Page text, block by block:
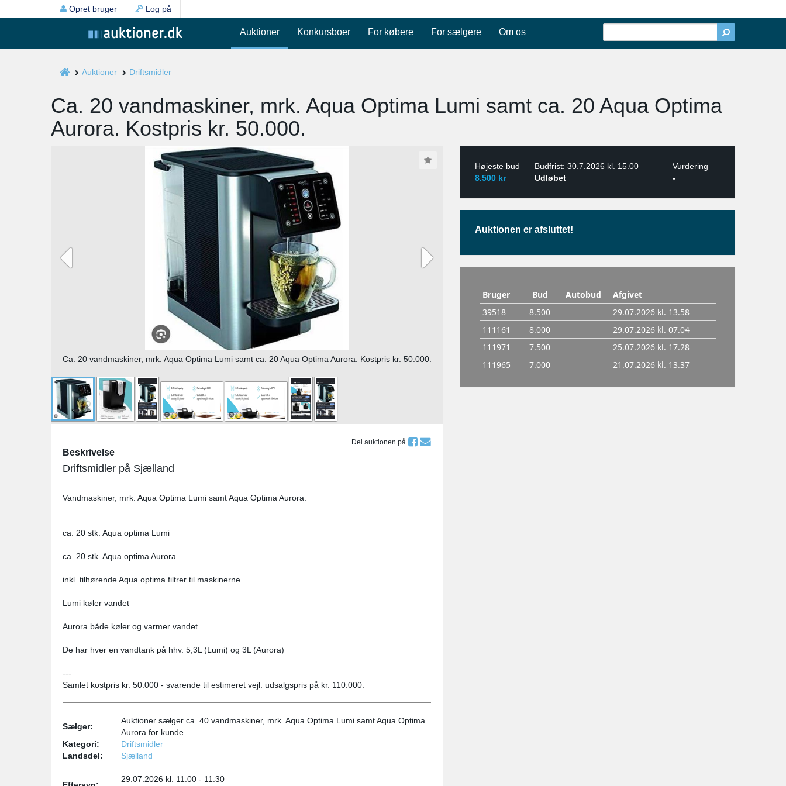
Opret bruger Log på
Auktioner Konkursboer For købere For sælgere Om os
Auktioner Driftsmidler
Ca. 20 vandmaskiner, mrk. Aqua Optima Lumi samt ca. 20 Aqua Optima
Aurora. Kostpris kr. 50.000.
Ca. 20 vandmaskiner, mrk. Aqua Optima Lumi samt ca. 20 Aqua Optima Aurora. Kostpris kr. 50.000.
Del auktionen på
Beskrivelse
Driftsmidler på Sjælland
Vandmaskiner, mrk. Aqua Optima Lumi samt Aqua Optima Aurora:
ca. 20 stk. Aqua optima Lumi
ca. 20 stk. Aqua optima Aurora
inkl. tilhørende Aqua optima filtrer til maskinerne
Lumi køler vandet
Aurora både køler og varmer vandet.
De har hver en vandtank på hhv. 5,3L (Lumi) og 3L (Aurora)
---
Samlet kostpris kr. 50.000 - svarende til estimeret vejl. udsalgspris på kr. 110.000.
Sælger:
Auktioner sælger ca. 40 vandmaskiner, mrk. Aqua Optima Lumi samt Aqua Optima
Aurora for kunde.
Kategori:
Driftsmidler
Landsdel:
Sjælland
29.07.2026 kl. 11.00 - 11.30
Højeste bud Budfrist: 30.7.2026 kl. 15.00
Vurdering
8.500 kr
Udløbet -
Auktionen er afsluttet!